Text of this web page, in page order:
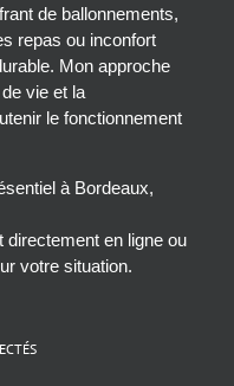
de ballonnements,
repas ou inconfort
Mon approche
vie et la
le fonctionnement
à Bordeaux,
en ligne ou
votre situation.